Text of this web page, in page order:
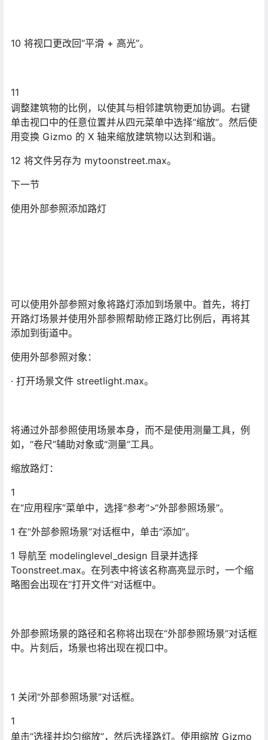
10 将视口更改回“平滑 + 高光”。
11
调整建筑物的比例，以使其与相邻建筑物更加协调。右键
单击视口中的任意位置并从四元菜单中选择“缩放”。然后使
用变换 Gizmo 的 X 轴来缩放建筑物以达到和谐。
12 将文件另存为 mytoonstreet.max。
下一节
使用外部参照添加路灯
可以使用外部参照对象将路灯添加到场景中。首先，将打
开路灯场景并使用外部参照帮助修正路灯比例后，再将其
添加到街道中。
使用外部参照对象：
· 打开场景文件 streetlight.max。
将通过外部参照使用场景本身，而不是使用测量工具，例
如，“卷尺”辅助对象或“测量”工具。
缩放路灯：
1
在“应用程序”菜单中，选择“参考”>“外部参照场景”。
1 在“外部参照场景”对话框中，单击“添加”。
1 导航至 modelinglevel_design 目录并选择
Toonstreet.max。在列表中将该名称高亮显示时，一个缩
略图会出现在“打开文件”对话框中。
外部参照场景的路径和名称将出现在“外部参照场景”对话框
中。片刻后，场景也将出现在视口中。
1 关闭“外部参照场景”对话框。
1
单击“选择并均匀缩放”，然后选择路灯。使用缩放 Gizmo